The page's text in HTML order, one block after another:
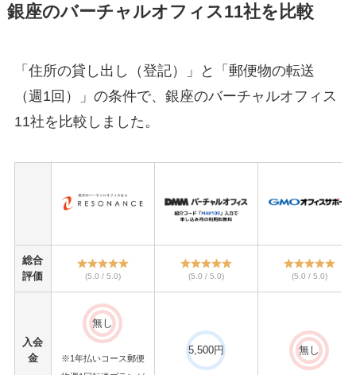
銀座のバーチャルオフィス11社を比較
「住所の貸し出し（登記）」と「郵便物の転送
（週1回）」の条件で、銀座のバーチャルオフィス
11社を比較しました。
総合
評価
(5.0 / 5.0) (5.0 / 5.0) (5.0 / 5.0)
入会
金
無し
※1年払いコース郵便
5,500円 無し